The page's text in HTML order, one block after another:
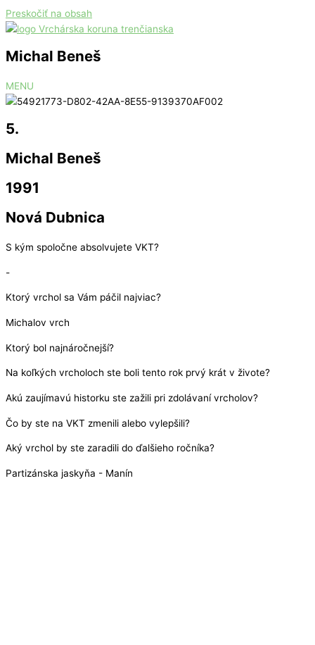
Preskočiť na obsah
Michal Beneš
MENU
5.
Michal Beneš
1991
Nová Dubnica
S kým spoločne absolvujete VKT?
-
Ktorý vrchol sa Vám páčil najviac?
Michalov vrch
Ktorý bol najnáročnejší?
Na koľkých vrcholoch ste boli tento rok prvý krát v živote?
Akú zaujímavú historku ste zažili pri zdolávaní vrcholov?
Čo by ste na VKT zmenili alebo vylepšili?
Aký vrchol by ste zaradili do ďalšieho ročníka?
Partizánska jaskyňa - Manín